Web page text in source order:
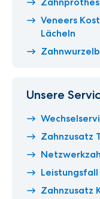
Veneers
Lächeln
Unsere
Zahnzusatz
Zahnzusatz